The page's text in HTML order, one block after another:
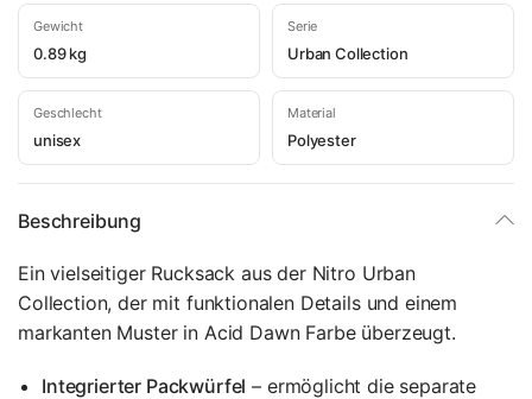
Gewicht
0.89 kg
Serie
Urban Collection
Geschlecht
unisex
Material
Polyester
Beschreibung
Ein vielseitiger Rucksack aus der Nitro Urban
Collection, der mit funktionalen Details und einem
markanten Muster in Acid Dawn Farbe überzeugt.
Integrierter Packwürfel – ermöglicht die separate